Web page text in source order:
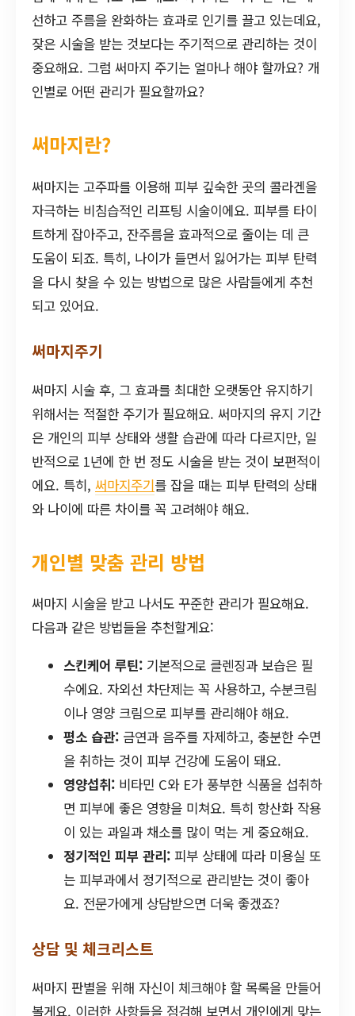
선하고 주름을 완화하는 효과로 인기를 끌고 있는데요,
잦은 시술을 받는 것보다는 주기적으로 관리하는 것이
중요해요. 그럼 써마지 주기는 얼마나 해야 할까요? 개
인별로 어떤 관리가 필요할까요?
써마지란?
써마지는 고주파를 이용해 피부 깊숙한 곳의 콜라겐을
자극하는 비침습적인 리프팅 시술이에요. 피부를 타이
트하게 잡아주고, 잔주름을 효과적으로 줄이는 데 큰
도움이 되죠. 특히, 나이가 들면서 잃어가는 피부 탄력
을 다시 찾을 수 있는 방법으로 많은 사람들에게 추천
되고 있어요.
써마지주기
써마지 시술 후, 그 효과를 최대한 오랫동안 유지하기
위해서는 적절한 주기가 필요해요. 써마지의 유지 기간
은 개인의 피부 상태와 생활 습관에 따라 다르지만, 일
반적으로 1년에 한 번 정도 시술을 받는 것이 보편적이
에요. 특히, 써마지주기를 잡을 때는 피부 탄력의 상태
와 나이에 따른 차이를 꼭 고려해야 해요.
개인별 맞춤 관리 방법
써마지 시술을 받고 나서도 꾸준한 관리가 필요해요.
다음과 같은 방법들을 추천할게요:
스킨케어 루틴: 기본적으로 클렌징과 보습은 필
수에요. 자외선 차단제는 꼭 사용하고, 수분크림
이나 영양 크림으로 피부를 관리해야 해요.
평소 습관: 금연과 음주를 자제하고, 충분한 수면
을 취하는 것이 피부 건강에 도움이 돼요.
영양섭취: 비타민 C와 E가 풍부한 식품을 섭취하
면 피부에 좋은 영향을 미쳐요. 특히 항산화 작용
이 있는 과일과 채소를 많이 먹는 게 중요해요.
정기적인 피부 관리: 피부 상태에 따라 미용실 또
는 피부과에서 정기적으로 관리받는 것이 좋아
요. 전문가에게 상담받으면 더욱 좋겠죠?
상담 및 체크리스트
써마지 판별을 위해 자신이 체크해야 할 목록을 만들어
볼게요. 이러한 사항들을 점검해 보면서 개인에게 맞는